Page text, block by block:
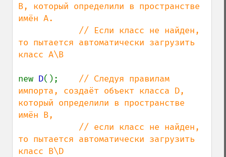
B, который определили в пространстве
имён A.
то пытается автоматически загрузить
класс A\B
new D(); // Следуя правилам
импорта, создаёт объект класса D,
который определили в пространстве
имён B,
то пытается автоматически загрузить
класс B\D